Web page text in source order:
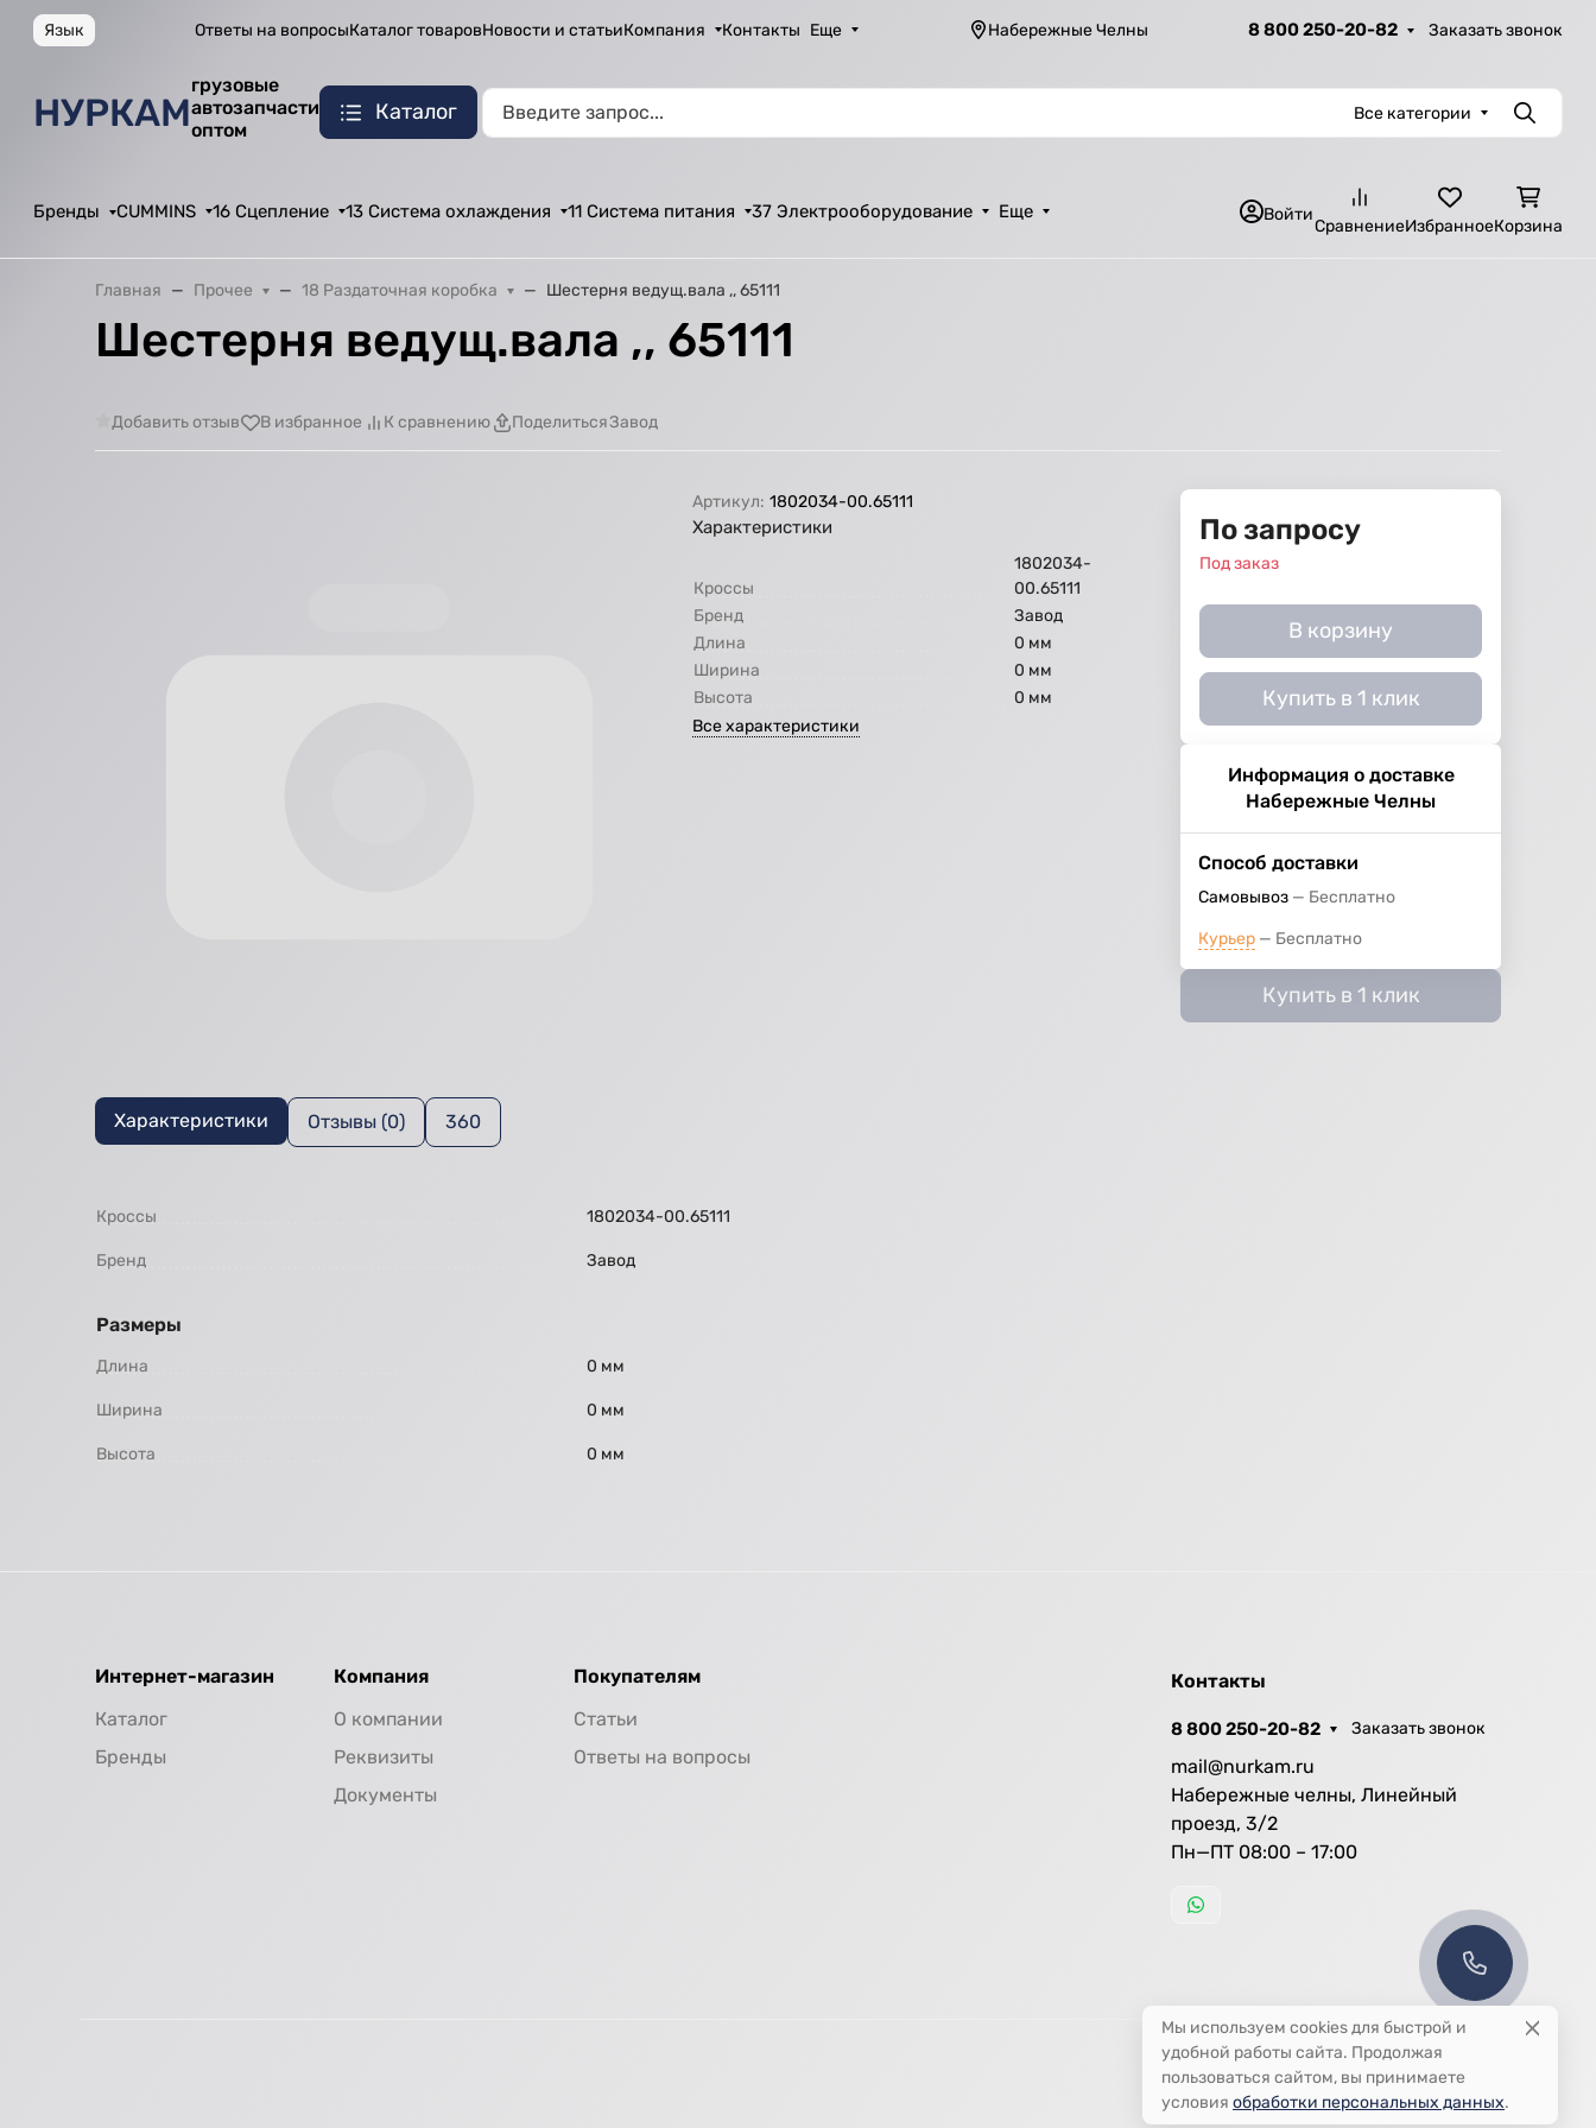
Язык Ответы на вопросыКаталог товаровНовости и статьиКомпания Контакты Еще Набережные Челны 8 800 250-20-82 Заказать звонок
НУРКАМ
грузовые
автозапчасти
оптом
Каталог Все категории Поиск
Бренды CUMMINS 16 Сцепление 13 Система охлаждения 11 Система питания 37 Электрооборудование Еще Войти
СравнениеИзбранноеКорзина
Главная Прочее 18 Раздаточная коробка Шестерня ведущ.вала ,, 65111
Шестерня ведущ.вала ,, 65111
Добавить отзыв В избранное К сравнению ПоделитьсяЗавод
Артикул: 1802034-00.65111
Характеристики
Кроссы
1802034-
00.65111
Бренд
Завод
Длина
0 мм
Ширина
0 мм
Высота
0 мм
Все характеристики
По запросу
Под заказ
В корзину
Купить в 1 клик
Информация о доставке
Набережные Челны
Способ доставки
Самовывоз Бесплатно
Курьер Бесплатно
Купить в 1 клик
Характеристики Отзывы (0) 360
Кроссы 1802034-00.65111
Бренд Завод
Размеры
Длина 0 мм
Ширина 0 мм
Высота 0 мм
Интернет-магазин
Каталог
Бренды
Компания
О компании
Реквизиты
Документы
Покупателям
Статьи
Ответы на вопросы
Контакты
8 800 250-20-82 Заказать звонок
mail@nurkam.ru
Набережные челны, Линейный
проезд, 3/2
Пн—ПТ 08:00 – 17:00
Мы используем cookies для быстрой и
удобной работы сайта. Продолжая
пользоваться сайтом, вы принимаете
условия обработки персональных данных.